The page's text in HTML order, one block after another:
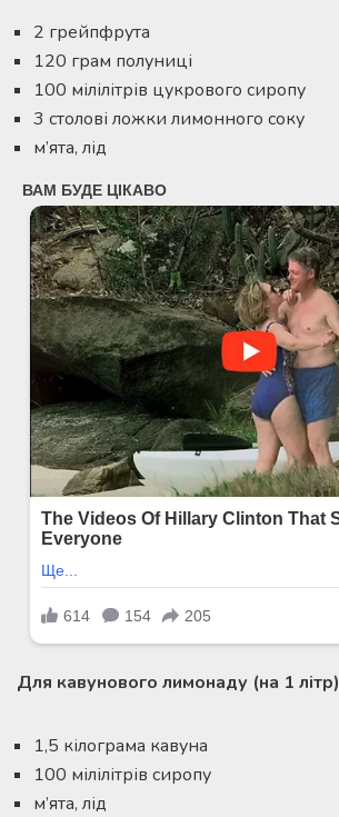
2 грейпфрута
120 грам полуниці
100 мілілітрів цукрового сиропу
3 столові ложки лимонного соку
м’ята, лід
Для кавунового лимонаду (на 1 літр)
1,5 кілограма кавуна
100 мілілітрів сиропу
м’ята, лід